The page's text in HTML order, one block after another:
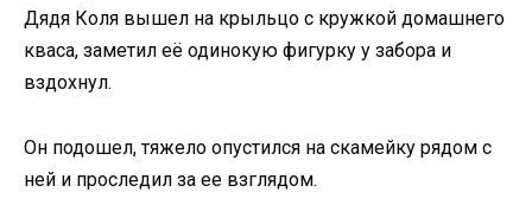
Дядя Коля вышел на крыльцо с кружкой домашнего
кваса, заметил её одинокую фигурку у забора и
вздохнул.
Он подошел, тяжело опустился на скамейку рядом с
ней и проследил за ее взглядом.